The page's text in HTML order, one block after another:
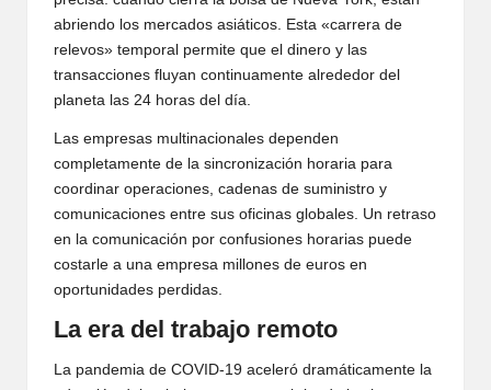
abriendo los mercados asiáticos. Esta «carrera de
relevos» temporal permite que el dinero y las
transacciones fluyan continuamente alrededor del
planeta las 24 horas del día.
Las empresas multinacionales dependen
completamente de la sincronización horaria para
coordinar operaciones, cadenas de suministro y
comunicaciones entre sus oficinas globales. Un retraso
en la comunicación por confusiones horarias puede
costarle a una empresa millones de euros en
oportunidades perdidas.
La era del trabajo remoto
La pandemia de COVID-19 aceleró dramáticamente la